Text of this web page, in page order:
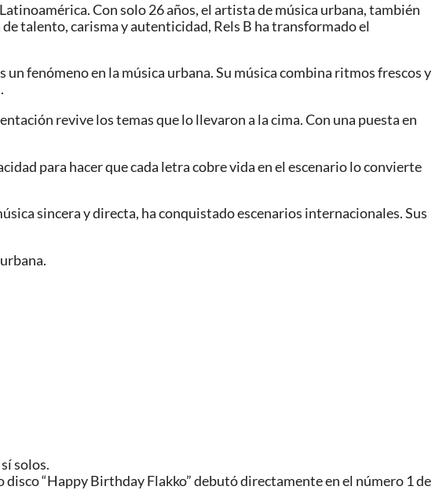
Con solo 26 años, el artista de música urbana, también
talento, carisma y autenticidad, Rels B ha transformado el
fenómeno en la música urbana. Su música combina ritmos frescos y
revive los temas que lo llevaron a la cima. Con una puesta en
para hacer que cada letra cobre vida en el escenario lo convierte
sincera y directa, ha conquistado escenarios internacionales. Sus
solos.
“Happy Birthday Flakko” debutó directamente en el número 1 de